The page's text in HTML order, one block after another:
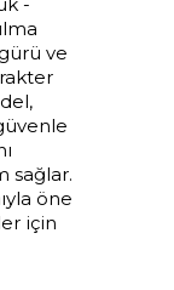
ve
sağlar.
öne
için